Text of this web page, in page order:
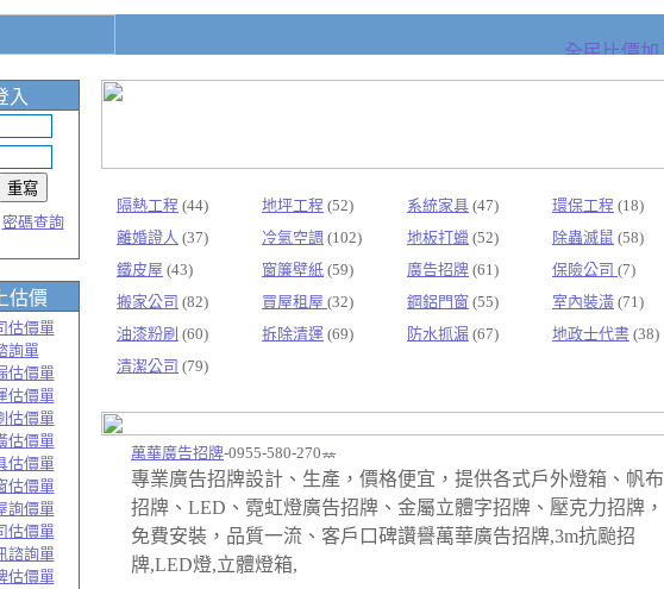
入
密碼查詢
估價
估價單
詢單
估價單
估價單
估價單
估價單
估價單
估價單
詢價單
估價單
諮詢單
估價單
隔熱工程 (44) 地坪工程 (52) 系統家具 (47) 環保工程 (18)
離婚證人 (37) 冷氣空調 (102) 地板打蠟 (52) 除蟲滅鼠 (58)
鐵皮屋 (43) 窗簾壁紙 (59) 廣告招牌 (61) 保險公司 (7)
搬家公司 (82) 買屋租屋 (32) 鋼鋁門窗 (55) 室內裝潢 (71)
油漆粉刷 (60) 拆除清運 (69) 防水抓漏 (67) 地政士代書 (38)
清潔公司 (79)
萬華廣告招牌-0955-580-270
專業廣告招牌設計、生產，價格便宜，提供各式戶外燈箱、帆布
招牌、LED、霓虹燈廣告招牌、金屬立體字招牌、壓克力招牌，
免費安裝，品質一流、客戶口碑讚譽萬華廣告招牌,3m抗颱招
牌,LED燈,立體燈箱,